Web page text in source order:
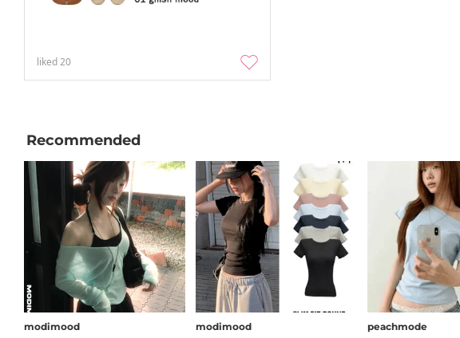
liked20
Recommended
modimood modimood peachmode